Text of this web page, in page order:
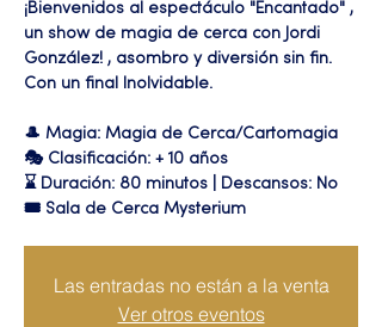
¡Bienvenidos al espectáculo "Encantado" ,
un show de magia de cerca con Jordi
González! , asombro y diversión sin fin.
Con un final Inolvidable.
🎩 Magia: Magia de Cerca/Cartomagia
🎭 Clasificación: + 10 años
⌛ Duración: 80 minutos | Descansos: No
🎟 Sala de Cerca Mysterium
Las entradas no están a la venta
Ver otros eventos